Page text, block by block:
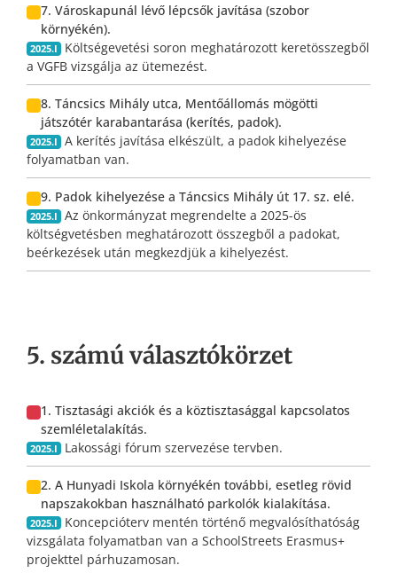
7. Városkapunál lévő lépcsők javítása (szobor
környékén).
2025.I
Költségevetési soron meghatározott keretösszegből
a VGFB vizsgálja az ütemezést.
8. Táncsics Mihály utca, Mentőállomás mögötti
játszótér karabantarása (kerítés, padok).
2025.I
A kerítés javítása elkészült, a padok kihelyezése
folyamatban van.
9. Padok kihelyezése a Táncsics Mihály út 17. sz. elé.
2025.I
Az önkormányzat megrendelte a 2025-ös
költségvetésben meghatározott összegből a padokat,
beérkezések után megkezdjük a kihelyezést.
5. számú választókörzet
1. Tisztasági akciók és a köztisztasággal kapcsolatos
szemléletalakítás.
2025.I Lakossági fórum szervezése tervben.
2. A Hunyadi Iskola környékén további, esetleg rövid
napszakokban használható parkolók kialakítása.
2025.I
Koncepcióterv mentén történő megvalósíthatóság
vizsgálata folyamatban van a SchoolStreets Erasmus+
projekttel párhuzamosan.